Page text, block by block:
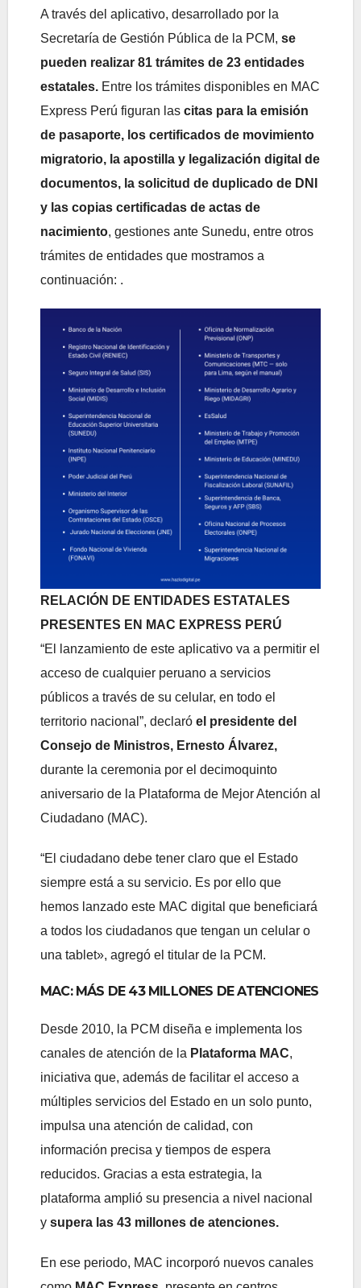
A través del aplicativo, desarrollado por la
Secretaría de Gestión Pública de la PCM, se
pueden realizar 81 trámites de 23 entidades
estatales. Entre los trámites disponibles en MAC
Express Perú figuran las citas para la emisión
de pasaporte, los certificados de movimiento
migratorio, la apostilla y legalización digital de
documentos, la solicitud de duplicado de DNI
y las copias certificadas de actas de
nacimiento, gestiones ante Sunedu, entre otros
trámites de entidades que mostramos a
continuación: .
RELACIÓN DE ENTIDADES ESTATALES
PRESENTES EN MAC EXPRESS PERÚ
“El lanzamiento de este aplicativo va a permitir el
acceso de cualquier peruano a servicios
públicos a través de su celular, en todo el
territorio nacional”, declaró el presidente del
Consejo de Ministros, Ernesto Álvarez,
durante la ceremonia por el decimoquinto
aniversario de la Plataforma de Mejor Atención al
Ciudadano (MAC).
“El ciudadano debe tener claro que el Estado
siempre está a su servicio. Es por ello que
hemos lanzado este MAC digital que beneficiará
a todos los ciudadanos que tengan un celular o
una tablet», agregó el titular de la PCM.
MAC: MÁS DE 43 MILLONES DE ATENCIONES
Desde 2010, la PCM diseña e implementa los
canales de atención de la Plataforma MAC,
iniciativa que, además de facilitar el acceso a
múltiples servicios del Estado en un solo punto,
impulsa una atención de calidad, con
información precisa y tiempos de espera
reducidos. Gracias a esta estrategia, la
plataforma amplió su presencia a nivel nacional
y supera las 43 millones de atenciones.
En ese periodo, MAC incorporó nuevos canales